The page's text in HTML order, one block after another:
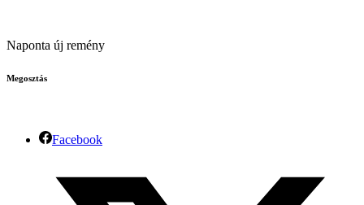
Naponta új remény
Megosztás
Facebook